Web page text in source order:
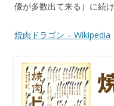
優が多数出て来る）に続
焼肉ドラゴン – Wikipedia